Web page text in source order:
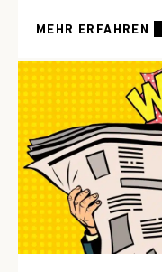
MEHR ERFAHREN